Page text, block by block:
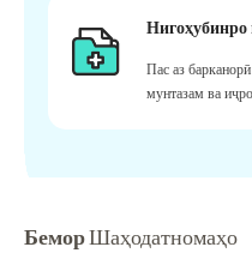
Нигоҳубинро
Пас аз
мунтазам ва
БеморШаҳодатномаҳо